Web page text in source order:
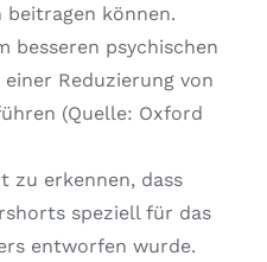
beitragen können.
besseren psychischen
Reduzierung von
(Quelle: Oxford
zu erkennen, dass
speziell für das
entworfen wurde.